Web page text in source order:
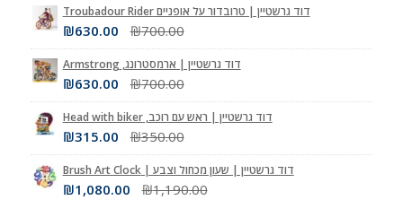
דוד גרשטיין | טרובדור על אופניים Troubadour Rider
₪700.00
₪630.00
דוד גרשטיין | ארמסטרונג, Armstrong
₪700.00
₪630.00
דוד גרשטיין | ראש עם רוכב, Head with biker
₪350.00
₪315.00
דוד גרשטיין | שעון מכחול וצבע | Brush Art Clock
₪1,190.00
₪1,080.00